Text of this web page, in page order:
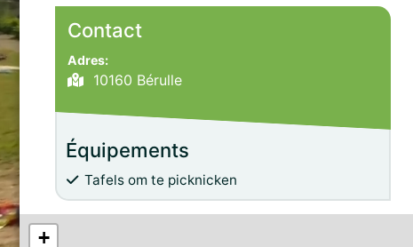
Contact
Adres:
10160 Bérulle
Équipements
Tafels om te picknicken
+